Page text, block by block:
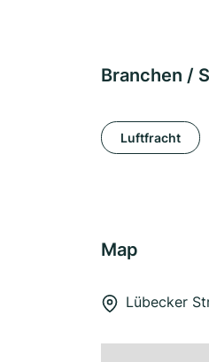
Branchen /
Luftfracht
Map
Lübecker